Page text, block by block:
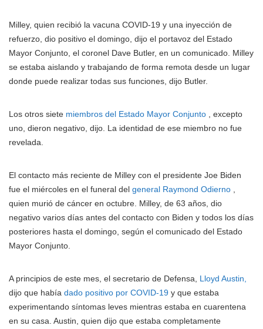
Milley, quien recibió la vacuna COVID-19 y una inyección de
refuerzo, dio positivo el domingo, dijo el portavoz del Estado
Mayor Conjunto, el coronel Dave Butler, en un comunicado. Milley
se estaba aislando y trabajando de forma remota desde un lugar
donde puede realizar todas sus funciones, dijo Butler.
Los otros siete miembros del Estado Mayor Conjunto , excepto
uno, dieron negativo, dijo. La identidad de ese miembro no fue
revelada.
El contacto más reciente de Milley con el presidente Joe Biden
fue el miércoles en el funeral del general Raymond Odierno
quien murió de cáncer en octubre. Milley, de 63 años, dio
negativo varios días antes del contacto con Biden y todos los días
posteriores hasta el domingo, según el comunicado del Estado
Mayor Conjunto.
A principios de este mes, el secretario de Defensa, Lloyd Austin,
dijo que había dado positivo por COVID-19 y que estaba
experimentando síntomas leves mientras estaba en cuarentena
en su casa. Austin, quien dijo que estaba completamente